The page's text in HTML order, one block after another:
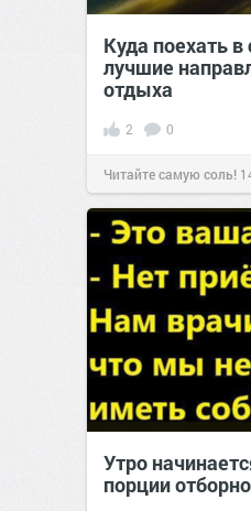
Куда поехать в
лучшие
отдыха
2 0
Читайте самую соль!
Утро
порции